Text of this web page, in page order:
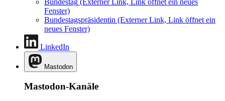
Fenster)
Bundestagspräsidentin (Externer Link, Link öffnet ein
neues Fenster)
LinkedIn
Mastodon
Mastodon-Kanäle